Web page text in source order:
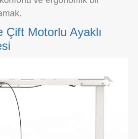
Çift Motorlu Ayaklı